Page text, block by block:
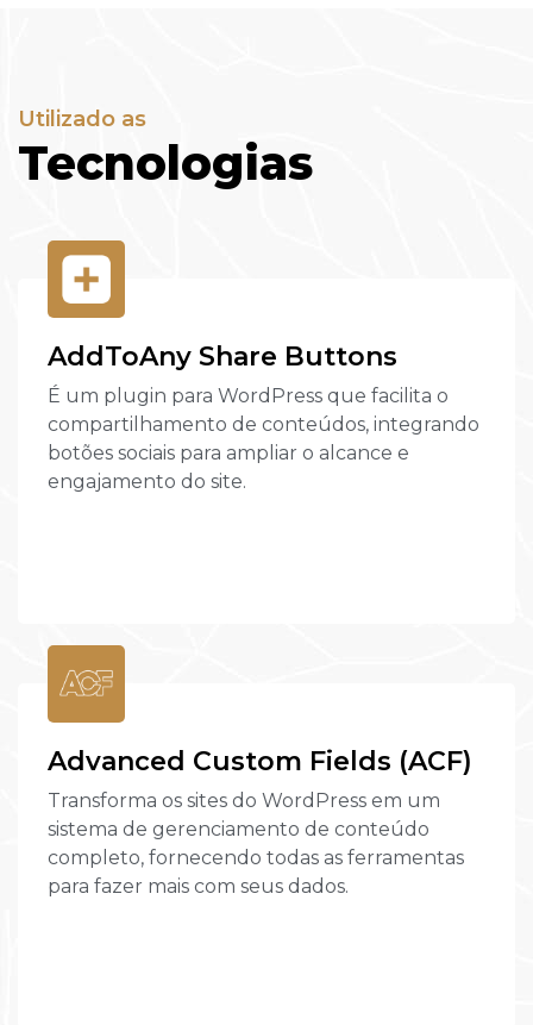
Utilizado as
Tecnologias
AddToAny Share Buttons
É um plugin para WordPress que facilita o
compartilhamento de conteúdos, integrando
botões sociais para ampliar o alcance e
engajamento do site.
Advanced Custom Fields (ACF)
Transforma os sites do WordPress em um
sistema de gerenciamento de conteúdo
completo, fornecendo todas as ferramentas
para fazer mais com seus dados.